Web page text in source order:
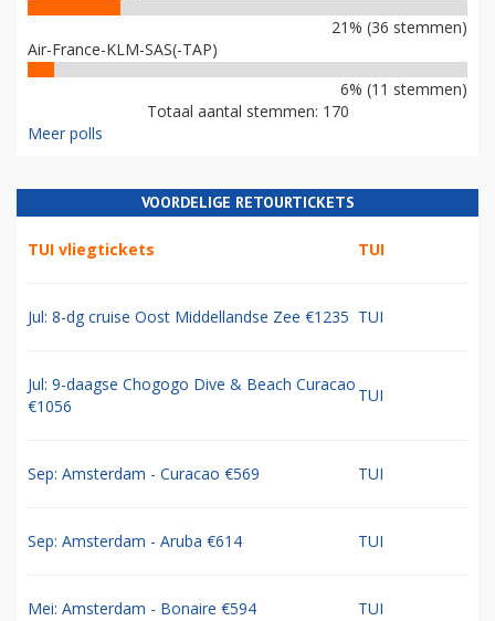
21% (36 stemmen)
Air-France-KLM-SAS(-TAP)
6% (11 stemmen)
Totaal aantal stemmen: 170
Meer polls
VOORDELIGE RETOURTICKETS
TUI vliegtickets TUI
Jul: 8-dg cruise Oost Middellandse Zee €1235 TUI
Jul: 9-daagse Chogogo Dive & Beach Curacao
€1056
TUI
Sep: Amsterdam - Curacao €569 TUI
Sep: Amsterdam - Aruba €614 TUI
Mei: Amsterdam - Bonaire €594 TUI